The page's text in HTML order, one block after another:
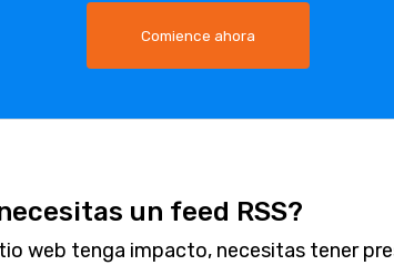
Comience ahora
un feed RSS?
web tenga impacto, necesitas tener